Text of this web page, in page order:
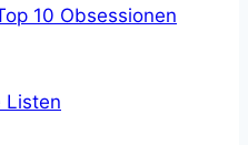
Listen